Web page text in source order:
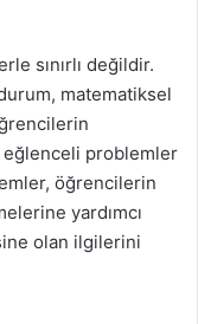
sınırlı değildir.
matematiksel
problemler
öğrencilerin
yardımcı
olan ilgilerini